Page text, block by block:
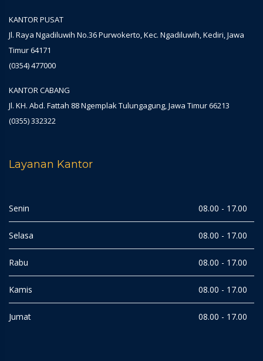
KANTOR PUSAT
Jl. Raya Ngadiluwih No.36 Purwokerto, Kec. Ngadiluwih, Kediri, Jawa
Timur 64171
(0354) 477000
KANTOR CABANG
Jl. KH. Abd. Fattah 88 Ngemplak Tulungagung, Jawa Timur 66213
(0355) 332322
Layanan Kantor
Senin 08.00 - 17.00
Selasa 08.00 - 17.00
Rabu 08.00 - 17.00
Kamis 08.00 - 17.00
Jumat 08.00 - 17.00